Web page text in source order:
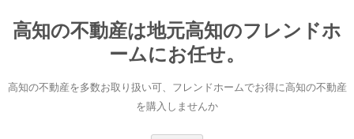
テ
ン
キ
ッ
高知の不動産は地元高知のフレンドホ
ームにお任せ。
高知の不動産を多数お取り扱い可、フレンドホームでお得に高知の不動産
を購入しませんか